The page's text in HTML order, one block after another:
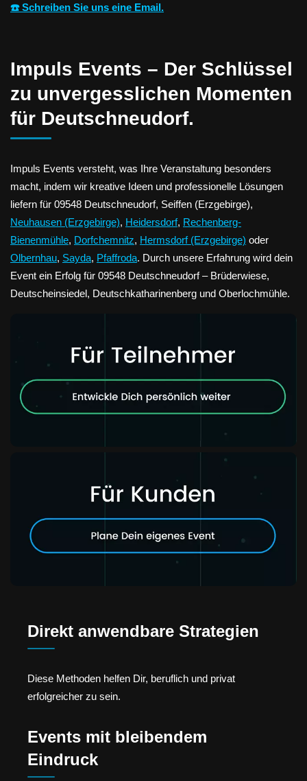
☎️ Schreiben Sie uns eine Email.
Impuls Events – Der Schlüssel
zu unvergesslichen Momenten
für Deutschneudorf.
Impuls Events versteht, was Ihre Veranstaltung besonders
macht, indem wir kreative Ideen und professionelle Lösungen
liefern für 09548 Deutschneudorf, Seiffen (Erzgebirge),
Neuhausen (Erzgebirge), Heidersdorf, Rechenberg-
Bienenmühle, Dorfchemnitz, Hermsdorf (Erzgebirge) oder
Olbernhau, Sayda, Pfaffroda. Durch unsere Erfahrung wird dein
Event ein Erfolg für 09548 Deutschneudorf – Brüderwiese,
Deutscheinsiedel, Deutschkatharinenberg und Oberlochmühle.
Direkt anwendbare Strategien
Diese Methoden helfen Dir, beruflich und privat
erfolgreicher zu sein.
Events mit bleibendem
Eindruck